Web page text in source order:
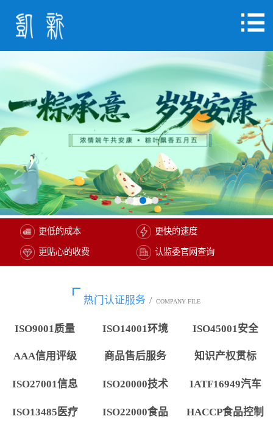
更低的成本 更快的速度
更贴心的收费 认监委官网查询
热门认证服务 / COMPANY FILE
ISO9001质量 ISO14001环境 ISO45001安全
AAA信用评级 商品售后服务 知识产权贯标
ISO27001信息 ISO20000技术 IATF16949汽车
ISO13485医疗 ISO22000食品 HACCP食品控制